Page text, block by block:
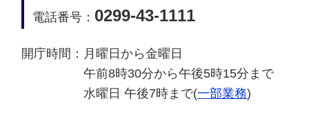
電話番号： 0299-43-1111
開庁時間： 月曜日から金曜日
午前8時30分から午後5時15分まで
水曜日 午後7時まで(一部業務)